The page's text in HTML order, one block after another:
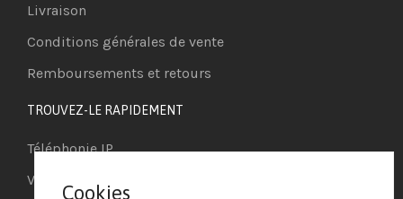
Livraison
Conditions générales de vente
Remboursements et retours
TROUVEZ-LE RAPIDEMENT
Téléphonie IP
Visioconférence
Cookies